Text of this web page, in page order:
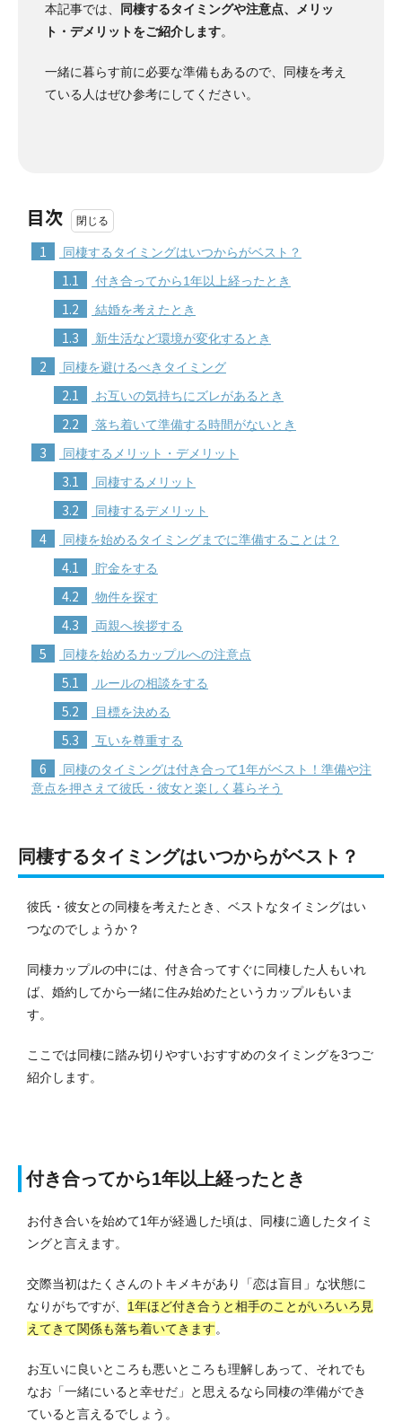
本記事では、
同棲するタイミングや注意点、メリッ
ト・デメリットをご紹介します。
一緒に暮らす前に必要な準備もあるので、同棲を考え
ている人はぜひ参考にしてください。
目次
1 同棲するタイミングはいつからがベスト？
1.1 付き合ってから1年以上経ったとき
1.2 結婚を考えたとき
1.3 新生活など環境が変化するとき
2 同棲を避けるべきタイミング
2.1 お互いの気持ちにズレがあるとき
2.2 落ち着いて準備する時間がないとき
3 同棲するメリット・デメリット
3.1 同棲するメリット
3.2 同棲するデメリット
4 同棲を始めるタイミングまでに準備することは？
4.1 貯金をする
4.2 物件を探す
4.3 両親へ挨拶する
5 同棲を始めるカップルへの注意点
5.1 ルールの相談をする
5.2 目標を決める
5.3 互いを尊重する
6
同棲のタイミングは付き合って1年がベスト！準備や注
意点を押さえて彼氏・彼女と楽しく暮らそう
同棲するタイミングはいつからがベスト？
彼氏・彼女との同棲を考えたとき、ベストなタイミングはい
つなのでしょうか？
同棲カップルの中には、付き合ってすぐに同棲した人もいれ
ば、婚約してから一緒に住み始めたというカップルもいま
す。
ここでは同棲に踏み切りやすいおすすめのタイミングを3つご
紹介します。
付き合ってから1年以上経ったとき
お付き合いを始めて1年が経過した頃は、同棲に適したタイミ
ングと言えます。
交際当初はたくさんのトキメキがあり「恋は盲目」な状態に
なりがちですが、 1年ほど付き合うと相手のことがいろいろ見
えてきて関係も落ち着いてきます。
お互いに良いところも悪いところも理解しあって、それでも
なお「一緒にいると幸せだ」と思えるなら同棲の準備ができ
ていると言えるでしょう。